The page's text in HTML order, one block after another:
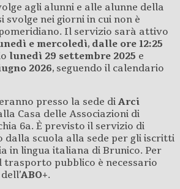
agli alunni e alle alunne della
svolge nei giorni in cui non è
Il servizio sarà attivo
e mercoledì, dalle ore 12:25
lunedì 29 settembre 2025 e
2026, seguendo il calendario
presso la sede di Arci
Casa delle Associazioni di
6a. È previsto il servizio di
dalla scuola alla sede per gli iscritti
in lingua italiana di Brunico. Per
pubblico è necessario
ABO+.